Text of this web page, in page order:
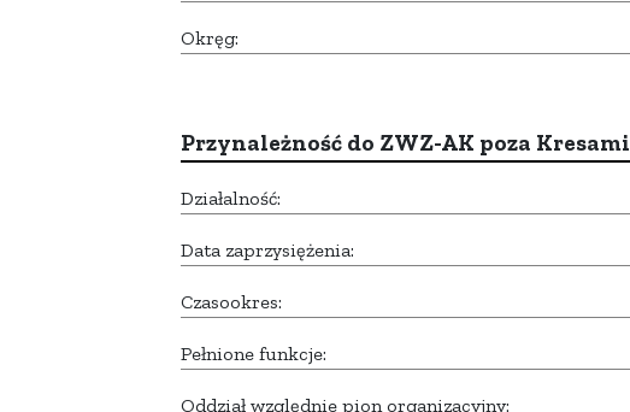
Okręg:
Przynależność do ZWZ-AK poza Kresami
Działalność:
Data zaprzysiężenia:
Czasookres:
Pełnione funkcje:
Oddział względnie pion organizacyjny: